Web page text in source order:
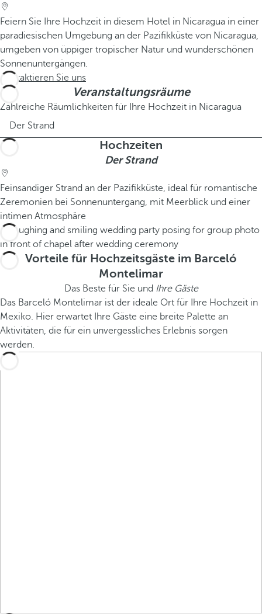
Feiern Sie Ihre Hochzeit in diesem Hotel in Nicaragua in einer
paradiesischen Umgebung an der Pazifikküste von Nicaragua,
umgeben von üppiger tropischer Natur und wunderschönen
Sonnenuntergängen.
Kontaktieren Sie uns
Veranstaltungsräume
Zahlreiche Räumlichkeiten für Ihre Hochzeit in Nicaragua
Der Strand
Hochzeiten
Der Strand
Feinsandiger Strand an der Pazifikküste, ideal für romantische
Zeremonien bei Sonnenuntergang, mit Meerblick und einer
intimen Atmosphäre
Vorteile für Hochzeitsgäste im Barceló
Montelimar
Das Beste für Sie und Ihre Gäste
Das Barceló Montelimar ist der ideale Ort für Ihre Hochzeit in
Mexiko. Hier erwartet Ihre Gäste eine breite Palette an
Aktivitäten, die für ein unvergessliches Erlebnis sorgen
werden.